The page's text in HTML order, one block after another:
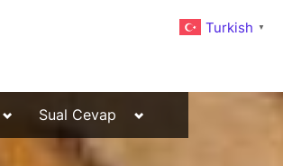
Toggle
menu
Sual Cevap
Toggle
menu
Turkish ▼